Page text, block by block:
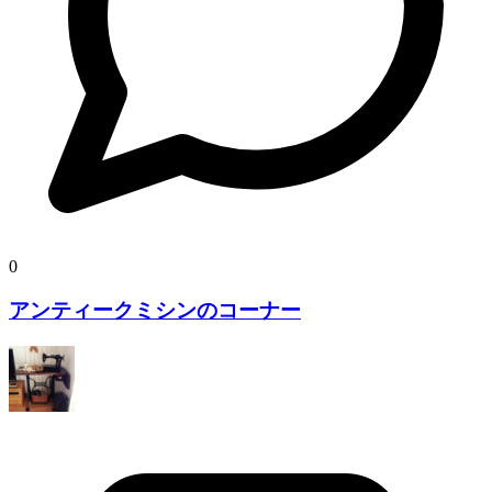
0
アンティークミシンのコーナー